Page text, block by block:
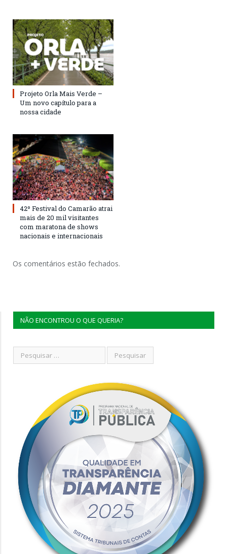
Projeto Orla Mais Verde –
Um novo capítulo para a
nossa cidade
42º Festival do Camarão atrai
mais de 20 mil visitantes
com maratona de shows
nacionais e internacionais
Os comentários estão fechados.
NÃO ENCONTROU O QUE QUERIA?